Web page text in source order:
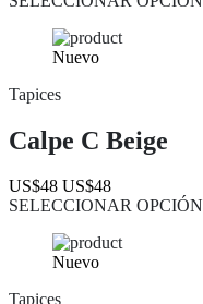
Nuevo
Tapices
Calpe C Beige
US$48 US$48
SELECCIONAR OPCIÓN
Nuevo
Tapices